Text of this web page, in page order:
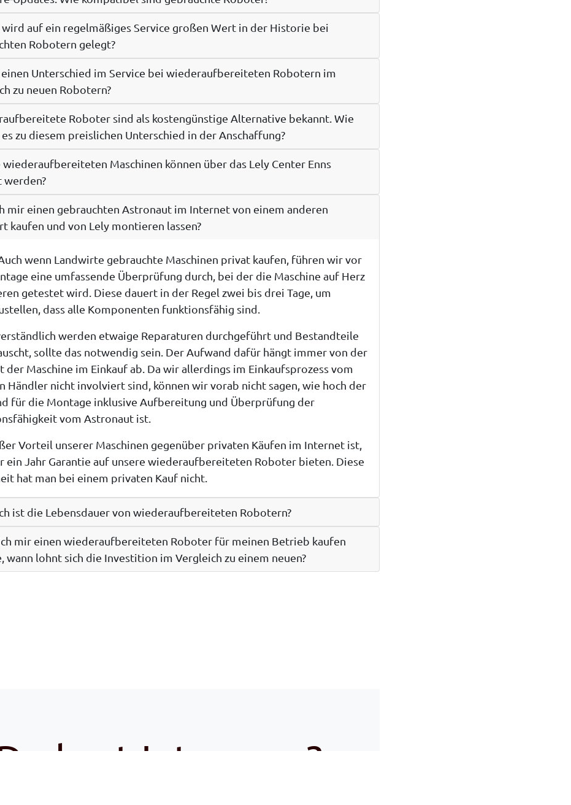
wird auf ein regelmäßiges Service großen Wert in der Historie bei
Robotern gelegt?
einen Unterschied im Service bei wiederaufbereiteten Robotern im
zu neuen Robotern?
Roboter sind als kostengünstige Alternative bekannt. Wie
zu diesem preislichen Unterschied in der Anschaffung?
wiederaufbereiteten Maschinen können über das Lely Center Enns
werden?
mir einen gebrauchten Astronaut im Internet von einem anderen
kaufen und von Lely montieren lassen?
wenn Landwirte gebrauchte Maschinen privat kaufen, führen wir vor
eine umfassende Überprüfung durch, bei der die Maschine auf Herz
getestet wird. Diese dauert in der Regel zwei bis drei Tage , um
dass alle Komponenten funktionsfähig sind.
werden etwaige Reparaturen durchgeführt und Bestandteile
sollte das notwendig sein. Der Aufwand dafür hängt immer von der
der Maschine im Einkauf ab. Da wir allerdings im Einkaufsprozess vom
Händler nicht involviert sind, können wir vorab nicht sagen, wie hoch der
für die Montage inklusive Aufbereitung und Überprüfung der
vom Astronaut ist.
Vorteil unserer Maschinen gegenüber privaten Käufen im Internet ist,
ein Jahr Garantie auf unsere wiederaufbereiteten Roboter bieten. Diese
hat man bei einem privaten Kauf nicht.
ist die Lebensdauer von wiederaufbereiteten Robotern?
mir einen wiederaufbereiteten Roboter für meinen Betrieb kaufen
wann lohnt sich die Investition im Vergleich zu einem neuen?
hast Interesse?